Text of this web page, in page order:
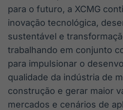
para o futuro, a XCMG
inovação tecnológica,
sustentável e
trabalhando em conjunto
para impulsionar o
qualidade da indústria de
construção e gerar maior
mercados e cenários de